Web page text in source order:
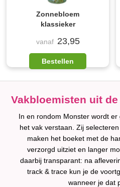
Zonnebloem
klassieker
vanaf 23,95
Bestellen
Vakbloemisten uit
In en rondom Monster wordt
het vak verstaan. Zij
maken het boeket met de
verzorgd uitziet en langer
daarbij transparant: na
track & trace kun je de
wanneer je dat